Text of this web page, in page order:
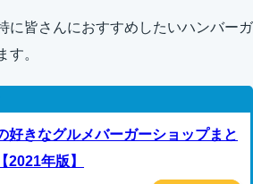
に皆さんにおすすめしたいハンバーガ
す。
好きなグルメバーガーショップまと
2021年版】